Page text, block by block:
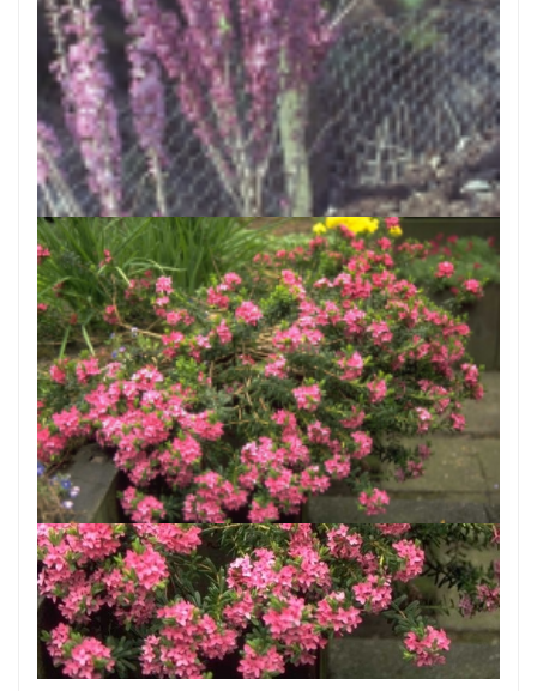
Rood peperboompje
Daphne mezereum